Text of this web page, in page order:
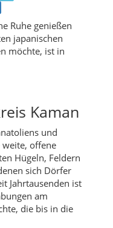
Ruhe genießen
japanischen
möchte, ist in
Kaman
und
weite, offene
Hügeln, Feldern
sich Dörfer
Jahrtausenden ist
am
die bis in die